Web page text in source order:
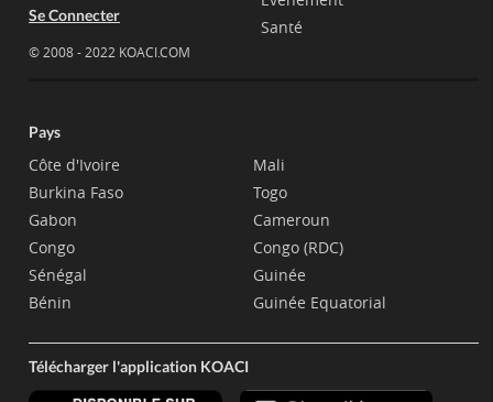
Se Connecter
© 2008 - 2022 KOACI.COM
Santé
Pays
Côte d'Ivoire
Burkina Faso
Gabon
Congo
Sénégal
Bénin
Mali
Togo
Cameroun
Congo (RDC)
Guinée
Guinée Equatorial
Télécharger l'application KOACI